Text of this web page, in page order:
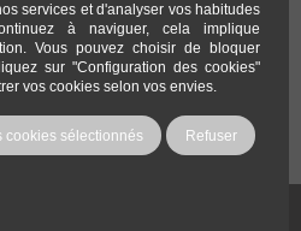
services et d'analyser vos habitudes
à naviguer, cela implique
Vous pouvez choisir de bloquer
sur "Configuration des cookies"
vos cookies selon vos envies.
cookies sélectionnés Refuser